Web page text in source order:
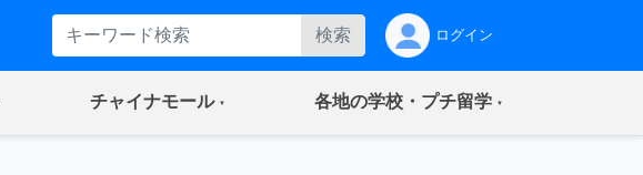
検索 ログイン
チャイナモール(current) 各地の学校・プチ留学(current)